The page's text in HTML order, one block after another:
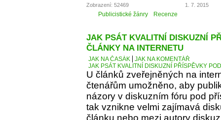
Zobrazení: 52469 1. 7. 2015
Publicistické žánry Recenze
JAK PSÁT KVALITNÍ DISKUZNÍ
ČLÁNKY NA INTERNETU
JAK NA ČASÁK
JAK NA KOMENTÁŘ
JAK PSÁT KVALITNÍ DISKUZNÍ PŘÍSPĚVKY
U článků zveřejněných na
čtenářům umožněno, aby
názory v diskuzním fóru pod
tak vznikne velmi zajímavá
článku nebo mezi autory